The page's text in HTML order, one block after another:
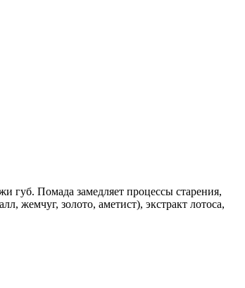
губ. Помада замедляет процессы старения,
жемчуг, золото, аметист), экстракт лотоса,